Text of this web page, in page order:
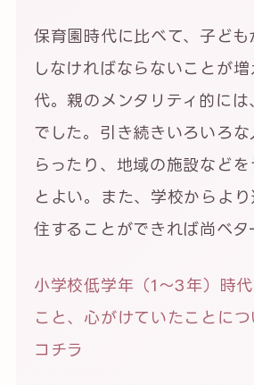
保育園時代に比べて、子ども
しなければならないことが
代。親のメンタリティ的に
でした。引き続きいろいろな
らったり、地域の施設など
とよい。また、学校からよ
住することができれば尚ベタ
小学校低学年（1〜3年）時
こと、心がけていたことに
コチラ